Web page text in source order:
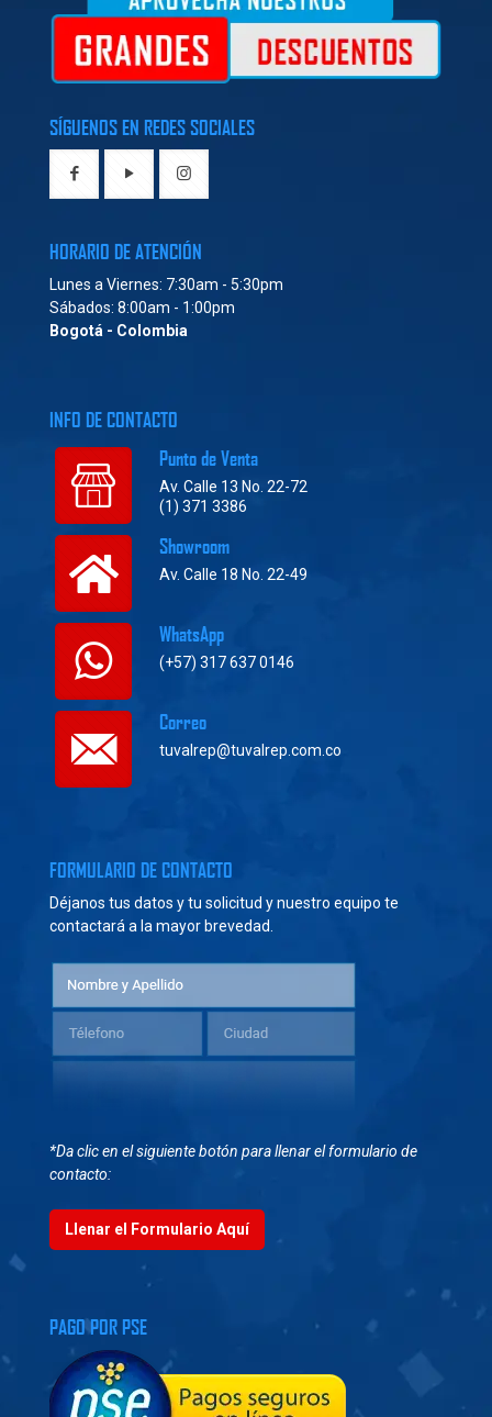
SÍGUENOS EN REDES SOCIALES
HORARIO DE ATENCIÓN
Lunes a Viernes: 7:30am - 5:30pm
Sábados: 8:00am - 1:00pm
Bogotá - Colombia
INFO DE CONTACTO
Punto de Venta
Av. Calle 13 No. 22-72
(1) 371 3386
Showroom
Av. Calle 18 No. 22-49
WhatsApp
(+57) 317 637 0146
Correo
tuvalrep@tuvalrep.com.co
FORMULARIO DE CONTACTO
Déjanos tus datos y tu solicitud y nuestro equipo te
contactará a la mayor brevedad.
*Da clic en el siguiente botón para llenar el formulario de
contacto:
Llenar el Formulario Aquí
PAGO POR PSE